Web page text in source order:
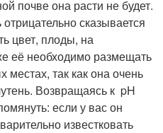
почве она расти не будет.
сказывается
цвет, плоды, на
её необходимо размещать
местах, так как она очень
Возвращаясь к pH
если у вас он
известковать